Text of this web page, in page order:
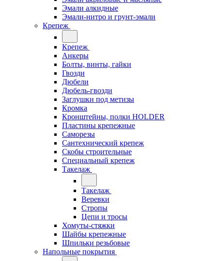
Эмали алкидные
Эмали-нитро и грунт-эмали
Крепеж
Крепеж
Анкеры
Болты, винты, гайки
Гвозди
Дюбели
Дюбель-гвозди
Заглушки под метизы
Кромка
Кронштейны, полки НОLDER
Пластины крепежные
Саморезы
Сантехнический крепеж
Скобы строительные
Специальный крепеж
Такелаж
Такелаж
Веревки
Стропы
Цепи и тросы
Хомуты-стяжки
Шайбы крепежные
Шпильки резьбовые
Напольные покрытия